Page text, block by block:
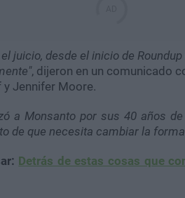
juicio, desde el inicio de
, dijeron en un comunicado
Jennifer Moore.
a Monsanto por sus 40 años
de que necesita cambiar la
Detrás de estas cosas que